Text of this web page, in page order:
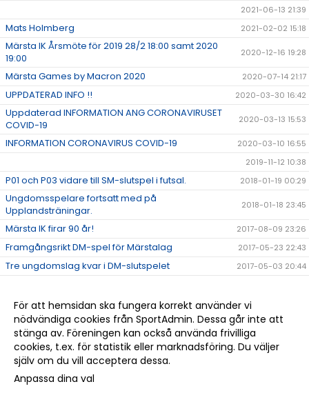
2021-06-13 21:39
Mats Holmberg 2021-02-02 15:18
Märsta IK Årsmöte för 2019 28/2 18:00 samt 2020
19:00
2020-12-16 19:28
Märsta Games by Macron 2020 2020-07-14 21:17
UPPDATERAD INFO !! 2020-03-30 16:42
Uppdaterad INFORMATION ANG CORONAVIRUSET
COVID-19
2020-03-13 15:53
INFORMATION CORONAVIRUS COVID-19
2020-03-10 16:55
2019-11-12 10:38
P01 och P03 vidare till SM-slutspel i futsal. 2018-01-19 00:29
Ungdomsspelare fortsatt med på
Upplandsträningar.
2018-01-18 23:45
Märsta IK firar 90 år! 2017-08-09 23:26
Framgångsrikt DM-spel för Märstalag 2017-05-23 22:43
Tre ungdomslag kvar i DM-slutspelet 2017-05-03 20:44
Märsta IK till Gothia Cup 2016-07-14 10:55
MIK-ungdomar till Elitlägret 2016-07-01 09:09
Everton Kampala Uganda 2016-06-07 21:51
För att hemsidan ska fungera korrekt använder vi
nödvändiga cookies från SportAdmin. Dessa går inte att
stänga av. Föreningen kan också använda frivilliga
cookies, t.ex. för statistik eller marknadsföring. Du väljer
själv om du vill acceptera dessa.
Anpassa dina val